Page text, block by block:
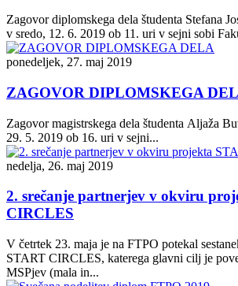
Zagovor diplomskega dela študenta Stefana
v sredo, 12. 6. 2019 ob 11. uri v sejni sobi
ponedeljek, 27. maj 2019
ZAGOVOR DIPLOMSKEGA
Zagovor magistrskega dela študenta Aljaža
29. 5. 2019 ob 16. uri v sejni...
nedelja, 26. maj 2019
2. srečanje partnerjev v okviru
CIRCLES
V četrtek 23. maja je na FTPO potekal
START CIRCLES, katerega glavni cilj je
MSPjev (mala in...